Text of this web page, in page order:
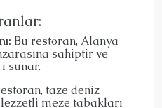
Bu restoran, Alanya
sahiptir ve
sunar.
taze deniz
meze tabakları